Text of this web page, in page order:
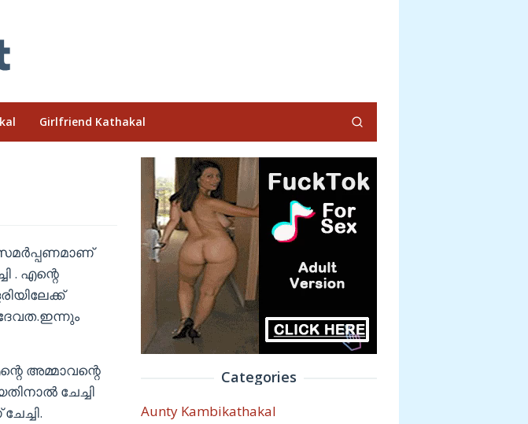
Girlfriend Kathakal
സമർപ്പണമാണ്
. എന്റെ
അമ്മാവന്റെ
ചേച്ചി
Categories
Aunty Kambikathakal